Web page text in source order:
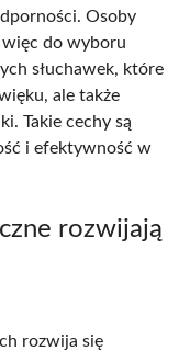
Osoby
do wyboru
słuchawek, które
ale także
Takie cechy są
i efektywność w
rozwijają
rozwija się